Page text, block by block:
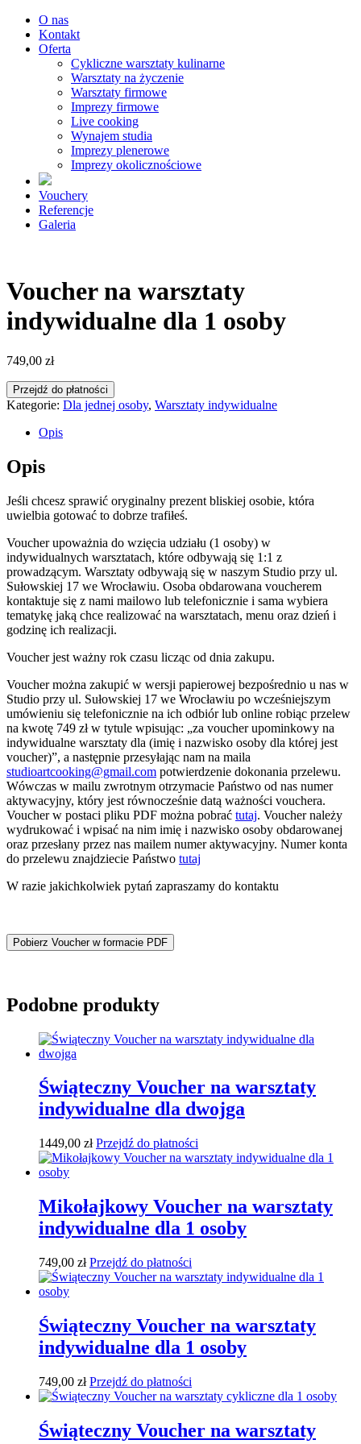
O nas
Kontakt
Oferta
Cykliczne warsztaty kulinarne
Warsztaty na życzenie
Warsztaty firmowe
Imprezy firmowe
Live cooking
Wynajem studia
Imprezy plenerowe
Imprezy okolicznościowe
Vouchery
Referencje
Galeria
Voucher na warsztaty
indywidualne dla 1 osoby
749,00 zł
Przejdź do płatności
Kategorie: Dla jednej osoby, Warsztaty indywidualne
Opis
Opis
Jeśli chcesz sprawić oryginalny prezent bliskiej osobie, która
uwielbia gotować to dobrze trafiłeś.
Voucher upoważnia do wzięcia udziału (1 osoby) w
indywidualnych warsztatach, które odbywają się 1:1 z
prowadzącym. Warsztaty odbywają się w naszym Studio przy ul.
Sułowskiej 17 we Wrocławiu. Osoba obdarowana voucherem
kontaktuje się z nami mailowo lub telefonicznie i sama wybiera
tematykę jaką chce realizować na warsztatach, menu oraz dzień i
godzinę ich realizacji.
Voucher jest ważny rok czasu licząc od dnia zakupu.
Voucher można zakupić w wersji papierowej bezpośrednio u nas w
Studio przy ul. Sułowskiej 17 we Wrocławiu po wcześniejszym
umówieniu się telefonicznie na ich odbiór lub online robiąc przelew
na kwotę 749 zł w tytule wpisując: „za voucher upominkowy na
indywidualne warsztaty dla (imię i nazwisko osoby dla której jest
voucher)”, a następnie przesyłając nam na maila
studioartcooking@gmail.com potwierdzenie dokonania przelewu.
Wówczas w mailu zwrotnym otrzymacie Państwo od nas numer
aktywacyjny, który jest równocześnie datą ważności vouchera.
Voucher w postaci pliku PDF można pobrać tutaj. Voucher należy
wydrukować i wpisać na nim imię i nazwisko osoby obdarowanej
oraz przesłany przez nas mailem numer aktywacyjny. Numer konta
do przelewu znajdziecie Państwo tutaj
W razie jakichkolwiek pytań zapraszamy do kontaktu
Pobierz Voucher w formacie PDF
Podobne produkty
Świąteczny Voucher na warsztaty
indywidualne dla dwojga
1449,00 zł Przejdź do płatności
Mikołajkowy Voucher na warsztaty
indywidualne dla 1 osoby
749,00 zł Przejdź do płatności
Świąteczny Voucher na warsztaty
indywidualne dla 1 osoby
749,00 zł Przejdź do płatności
Świąteczny Voucher na warsztaty